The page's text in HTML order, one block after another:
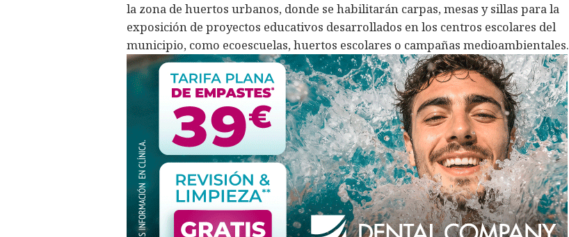
la zona de huertos urbanos, donde se habilitarán carpas, mesas y sillas para la
exposición de proyectos educativos desarrollados en los centros escolares del
municipio, como ecoescuelas, huertos escolares o campañas medioambientales.